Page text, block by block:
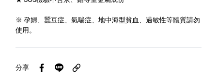
Youtube
※ 孕婦、蠶豆症、氣喘症、地中海型貧血、過敏性等體質請勿
使用。
分享